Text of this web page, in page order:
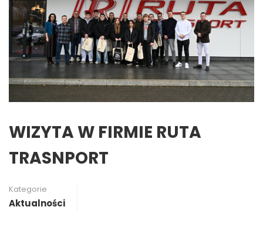
WIZYTA W FIRMIE RUTA
TRASNPORT
Kategorie
Aktualności